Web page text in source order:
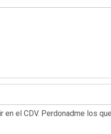
el CDV. Perdonadme los